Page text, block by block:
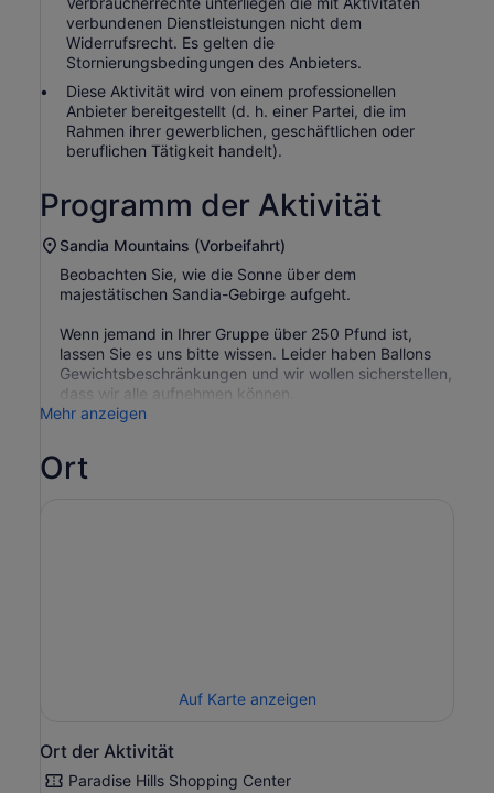
verbundenen Dienstleistungen nicht dem
Widerrufsrecht. Es gelten die
Stornierungsbedingungen des Anbieters.
Diese Aktivität wird von einem professionellen
Anbieter bereitgestellt (d. h. einer Partei, die im
Rahmen ihrer gewerblichen, geschäftlichen oder
beruflichen Tätigkeit handelt).
Programm der Aktivität
Sandia Mountains (Vorbeifahrt)
Beobachten Sie, wie die Sonne über dem
majestätischen Sandia-Gebirge aufgeht.
Wenn jemand in Ihrer Gruppe über 250 Pfund ist,
lassen Sie es uns bitte wissen. Leider haben Ballons
Gewichtsbeschränkungen und wir wollen sicherstellen,
dass wir alle aufnehmen können.
Mehr anzeigen
Ort
Auf Karte anzeigen
Ort der Aktivität
Paradise Hills Shopping Center